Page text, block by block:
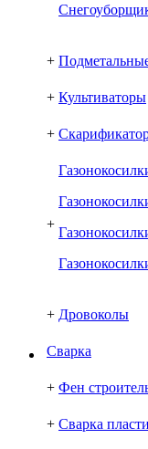
+
+ Культиваторы
+
+
+ Дровоколы
Сварка
+ Фен
+ Сварка